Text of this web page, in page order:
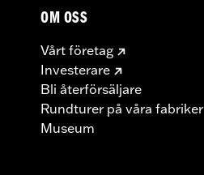
OM OSS
Vårt företag
Investerare
Bli återförsäljare
Rundturer på våra fabriker
Museum